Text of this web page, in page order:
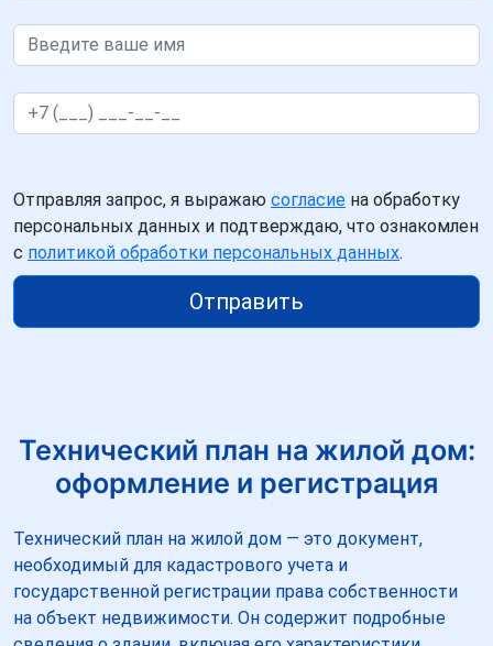
Отправляя запрос, я выражаю согласие на обработку
персональных данных и подтверждаю, что ознакомлен
с политикой обработки персональных данных.
Отправить
Технический план на жилой дом:
оформление и регистрация
Технический план на жилой дом — это документ,
необходимый для кадастрового учета и
государственной регистрации права собственности
на объект недвижимости. Он содержит подробные